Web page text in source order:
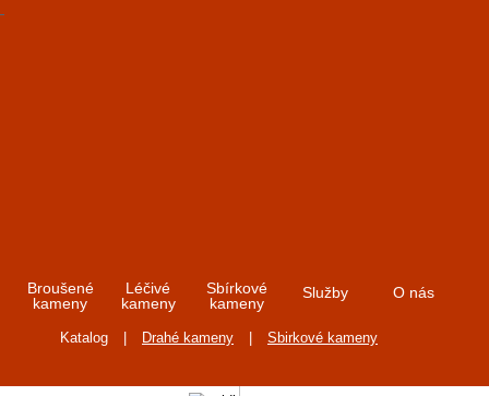
Broušené
kameny
Léčivé
kameny
Sbírkové
kameny
Služby O nás
Katalog Drahé kameny Sbirkové kameny